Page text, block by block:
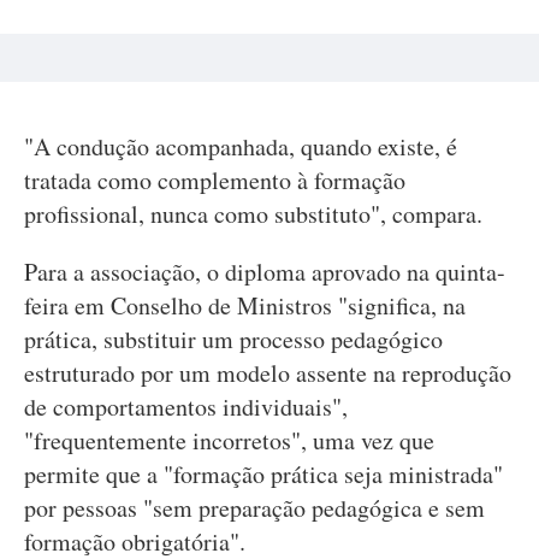
"A condução acompanhada, quando existe, é
tratada como complemento à formação
profissional, nunca como substituto", compara.
Para a associação, o diploma aprovado na quinta-
feira em Conselho de Ministros "significa, na
prática, substituir um processo pedagógico
estruturado por um modelo assente na reprodução
de comportamentos individuais",
"frequentemente incorretos", uma vez que
permite que a "formação prática seja ministrada"
por pessoas "sem preparação pedagógica e sem
formação obrigatória".